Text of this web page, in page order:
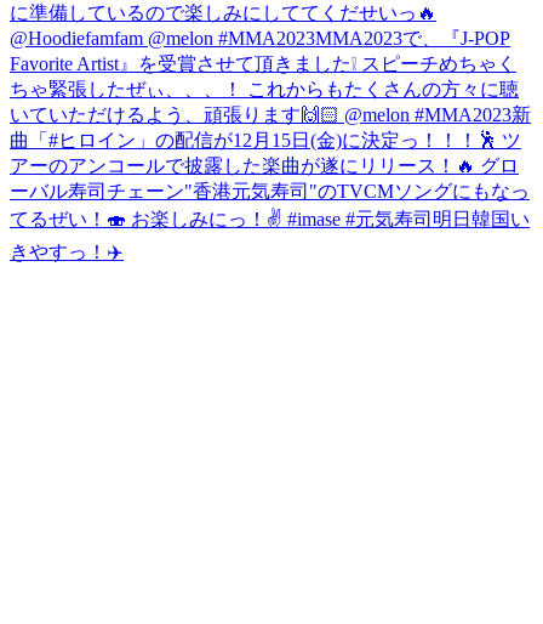
に準備しているので楽しみにしててくだせいっ🔥
@Hoodiefamfam @melon #MMA2023MMA2023で、『J-POP
Favorite Artist』を受賞させて頂きました❕ スピーチめちゃく
ちゃ緊張したぜぃ、、、！ これからもたくさんの方々に聴
いていただけるよう、頑張ります🙌🏻 @melon #MMA2023新
曲「#ヒロイン」の配信が12月15日(金)に決定っ！！！🕺 ツ
アーのアンコールで披露した楽曲が遂にリリース！🔥 グロ
ーバル寿司チェーン"香港元気寿司"のTVCMソングにもなっ
てるぜい！🍣 お楽しみにっ！✌️ #imase #元気寿司 明日韓国い
きやすっ！✈️